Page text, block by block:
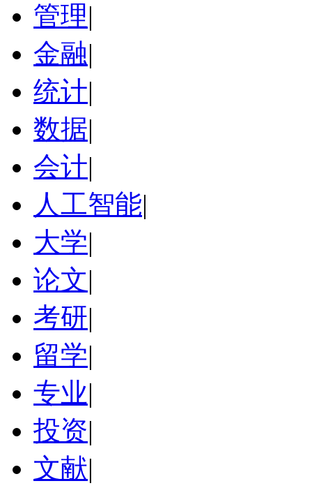
管理|
金融|
统计|
数据|
会计|
人工智能|
大学|
论文|
考研|
留学|
专业|
投资|
文献|